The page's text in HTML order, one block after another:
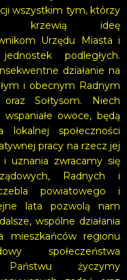
wszystkim tym, którzy
krzewią ideę
Urzędu Miasta i
podległych.
działanie na
i obecnym Radnym
Sołtysom. Niech
owoce, będą
lokalnej społeczności
pracy na rzecz jej
i uznania zwracamy się
Radnych i
powiatowego i
lata pozwolą nam
wspólne działania
mieszkańców regionu
społeczeństwa
Państwu życzymy